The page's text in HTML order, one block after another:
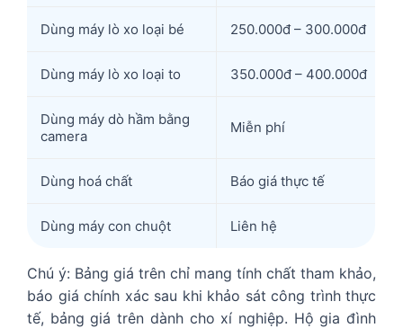
Dùng máy lò xo loại bé 250.000đ – 300.000đ
Dùng máy lò xo loại to 350.000đ – 400.000đ
Dùng máy dò hầm bằng
camera
Miễn phí
Dùng hoá chất Báo giá thực tế
Dùng máy con chuột Liên hệ
Chú ý: Bảng giá trên chỉ mang tính chất tham khảo,
báo giá chính xác sau khi khảo sát công trình thực
tế, bảng giá trên dành cho xí nghiệp. Hộ gia đình